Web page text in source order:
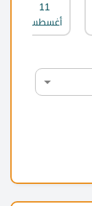
11
أغسطس